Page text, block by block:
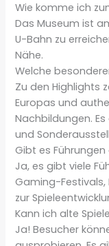
Wie komme ich
Das Museum ist
U-Bahn zu
Nähe.
Welche
Zu den Highlights
Europas und
Nachbildungen.
und
Gibt es
Ja, es gibt viele
Gaming-
zur
Kann ich alte
Ja! Besucher